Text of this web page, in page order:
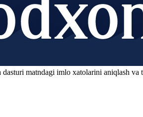
matndagi imlo xatolarini aniqlash va